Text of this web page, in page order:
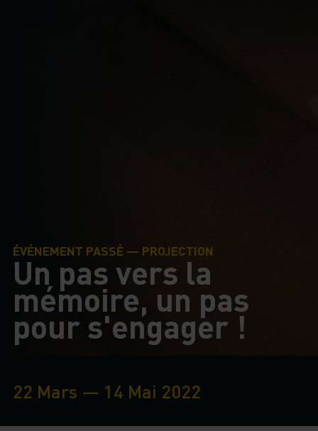
ÉVÉNEMENT PASSÉ — PROJECTION
Un pas vers la
mémoire, un pas
pour s'engager !
22 Mars — 14 Mai 2022